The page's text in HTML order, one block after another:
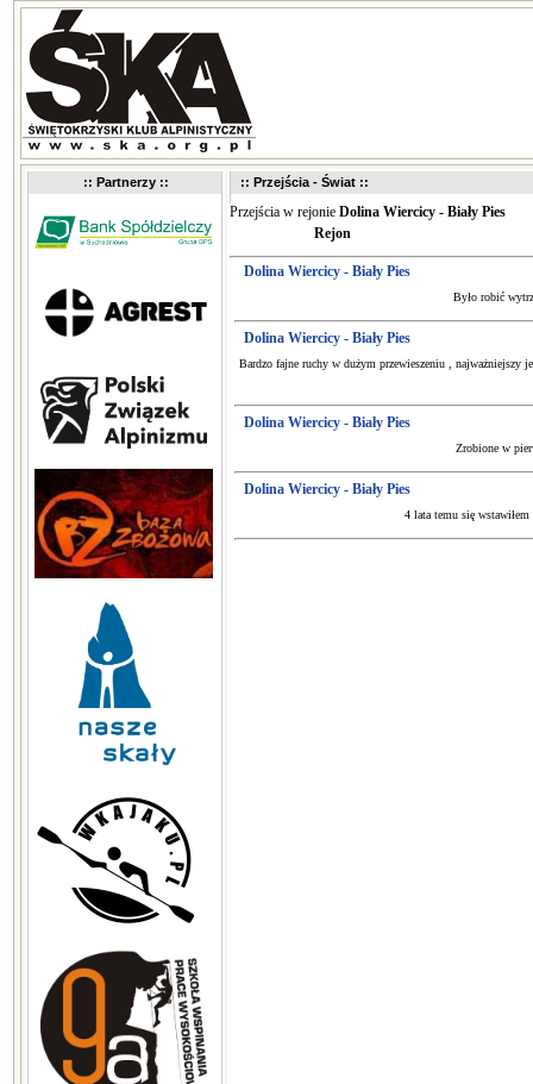
:: Partnerzy :: :: Przejścia - Świat ::
Przejścia w rejonie Dolina Wiercicy - Biały Pies
Rejon
Dolina Wiercicy - Biały Pies
Było robić
Dolina Wiercicy - Biały Pies
Bardzo fajne ruchy w dużym przewieszeniu , najważniejszy
Dolina Wiercicy - Biały Pies
Zrobione w
Dolina Wiercicy - Biały Pies
4 lata temu się